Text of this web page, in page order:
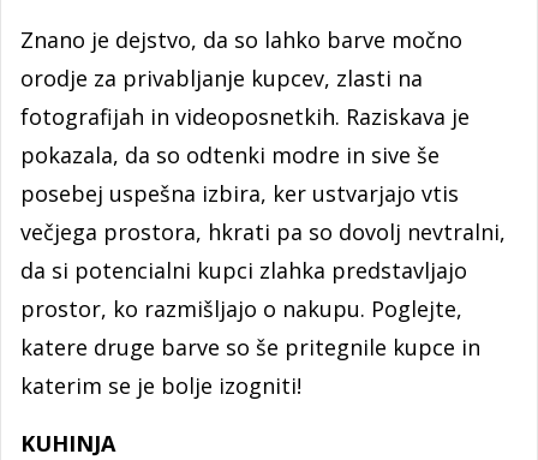
Znano je dejstvo, da so lahko barve močno
orodje za privabljanje kupcev, zlasti na
fotografijah in videoposnetkih. Raziskava je
pokazala, da so odtenki modre in sive še
posebej uspešna izbira, ker ustvarjajo vtis
večjega prostora, hkrati pa so dovolj nevtralni,
da si potencialni kupci zlahka predstavljajo
prostor, ko razmišljajo o nakupu. Poglejte,
katere druge barve so še pritegnile kupce in
katerim se je bolje izogniti!
KUHINJA